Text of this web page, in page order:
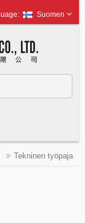
Suomen
Tekninen työpaja